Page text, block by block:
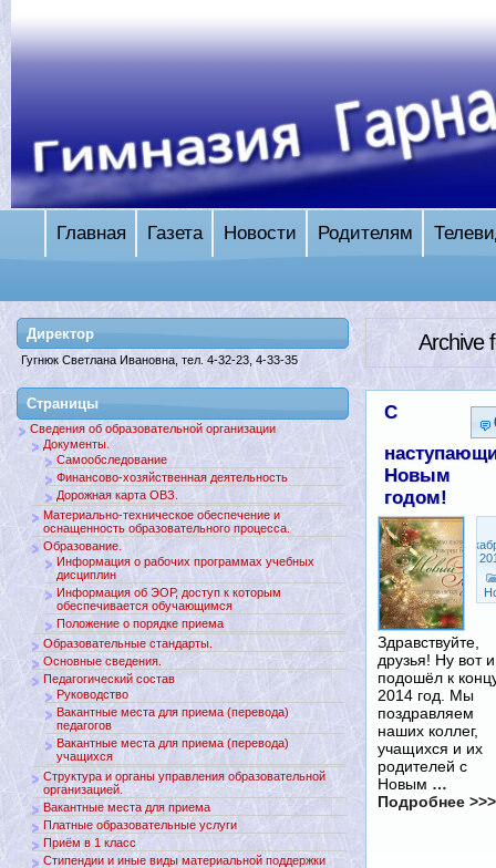
Главная Газета Новости Родителям
Archive
С
Новым
годом!
31,
Здравствуйте,
друзья! Ну вот и
подошёл к
2014 год. Мы
поздравляем
наших коллег,
учащихся и их
родителей с
Новым …
Подробнее >>>
Директор
Гугнюк Светлана Ивановна, тел. 4-32-23, 4-33-35
Страницы
Сведения об образовательной организации
Документы.
Самообследование
Финансово-хозяйственная деятельность
Дорожная карта ОВЗ.
Материально-техническое обеспечение и
оснащенность образовательного процесса.
Образование.
Информация о рабочих программах учебных
дисциплин
Информация об ЭОР, доступ к которым
обеспечивается обучающимся
Положение о порядке приема
Образовательные стандарты.
Основные сведения.
Педагогический состав
Руководство
Вакантные места для приема (перевода)
педагогов
Вакантные места для приема (перевода)
учащихся
Структура и органы управления образовательной
организацией.
Вакантные места для приема
Платные образовательные услуги
Приём в 1 класс
Стипендии и иные виды материальной поддержки